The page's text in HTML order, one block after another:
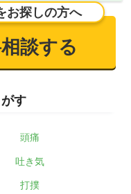
お探しの方へ
談する
す
頭痛
吐き気
打撲